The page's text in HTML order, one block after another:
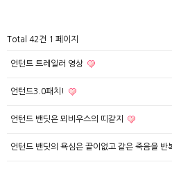
Total 42건 1 페이지
언턴트 트레일러 영상
언턴드3.0패치!
언턴드 밴딧은 뫼비우스의 띠같지
언턴드 밴딧의 욕심은 끝이없고 같은 죽음을 반